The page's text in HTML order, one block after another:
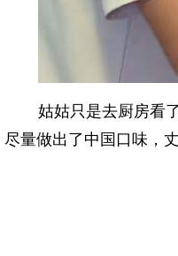
姑姑只是去厨房看
尽量做出了中国口味，